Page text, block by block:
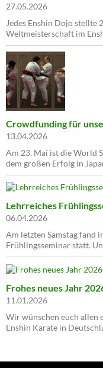
27.05.2026
Jedes Enshin Dojo
Weltmeisterschaft im
Crowdfunding für
13.04.2026
Am 23. Mai ist die World
dem großen Erfolg in
Lehrreiches
06.04.2026
Am letzten Samstag fand
Frühlingsseminar statt.
Frohes neues Jahr
11.01.2026
Wir wünschen euch allen
Enshin Karate in